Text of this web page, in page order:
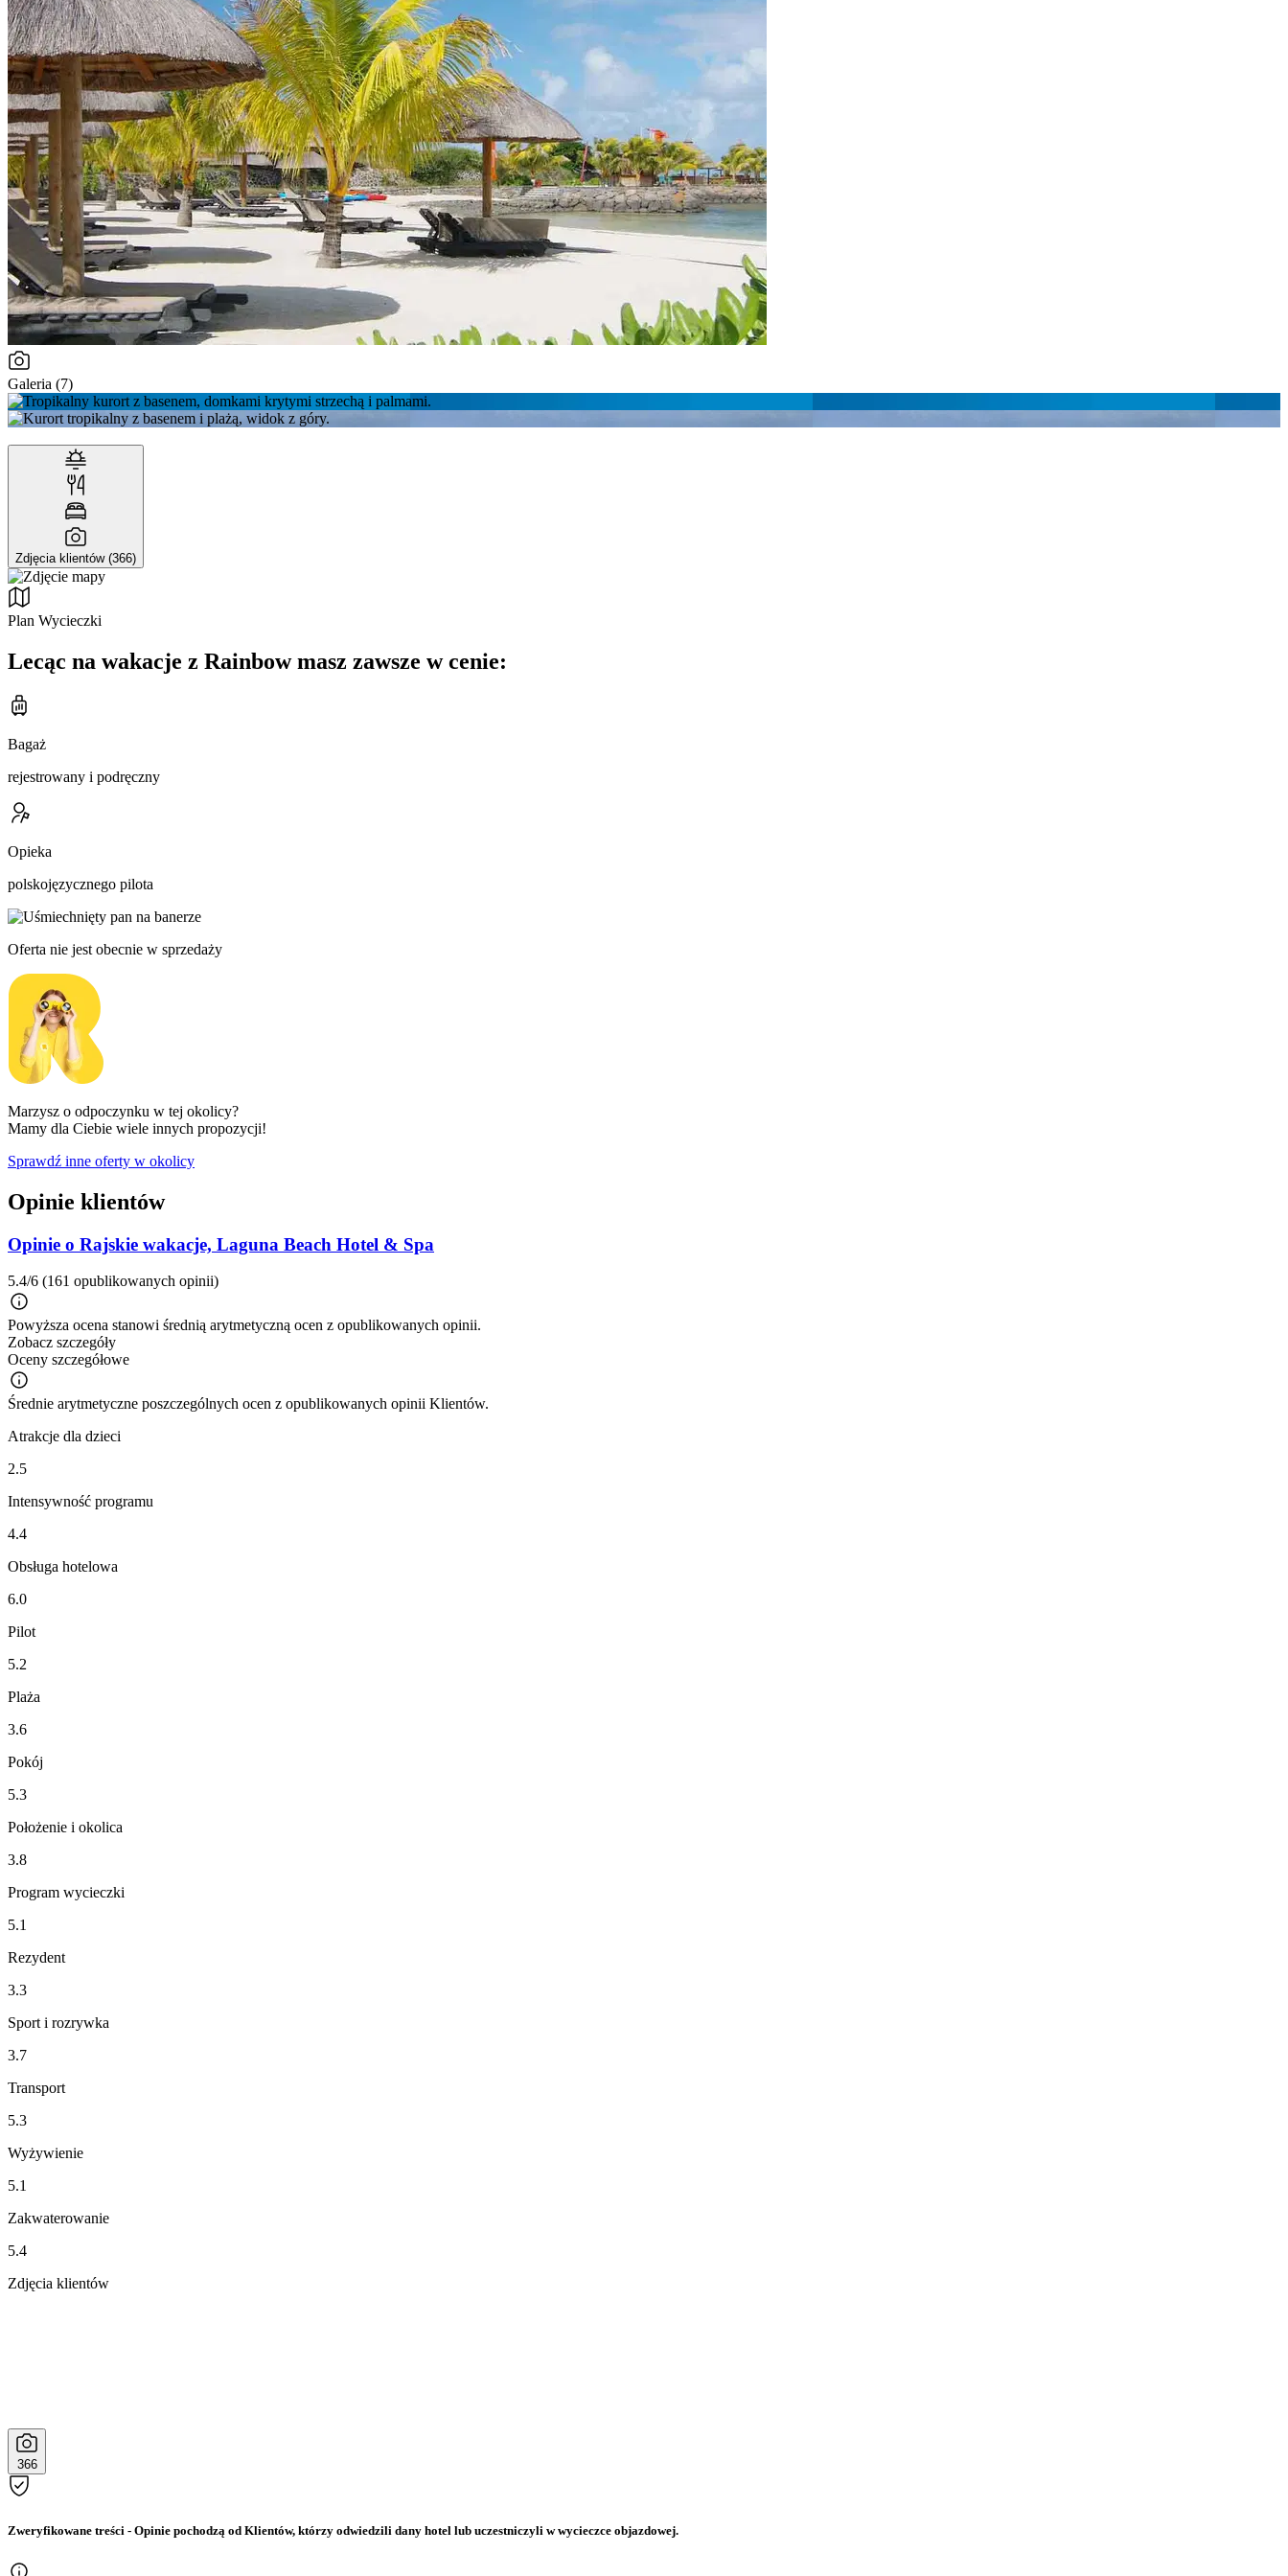
Galeria (7)
Zdjęcia klientów (366)
Plan Wycieczki
Lecąc na wakacje z Rainbow masz zawsze w cenie:
Bagaż
rejestrowany i podręczny
Opieka
polskojęzycznego pilota
Oferta nie jest obecnie w sprzedaży
Marzysz o odpoczynku w tej okolicy?
Mamy dla Ciebie wiele innych propozycji!
Sprawdź inne oferty w okolicy
Opinie klientów
Opinie o Rajskie wakacje, Laguna Beach Hotel & Spa
5.4/6 (161 opublikowanych opinii)
Powyższa ocena stanowi średnią arytmetyczną ocen z opublikowanych opinii.
Zobacz szczegóły
Oceny szczegółowe
Średnie arytmetyczne poszczególnych ocen z opublikowanych opinii Klientów.
Atrakcje dla dzieci
2.5
Intensywność programu
4.4
Obsługa hotelowa
6.0
Pilot
5.2
Plaża
3.6
Pokój
5.3
Położenie i okolica
3.8
Program wycieczki
5.1
Rezydent
3.3
Sport i rozrywka
3.7
Transport
5.3
Wyżywienie
5.1
Zakwaterowanie
5.4
Zdjęcia klientów
366
Zweryfikowane treści - Opinie pochodzą od Klientów, którzy odwiedzili dany hotel lub uczestniczyli w wycieczce objazdowej.